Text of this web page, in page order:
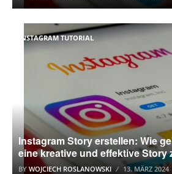
INSTAGRAM TUTORIAL
Instagram Story erstellen: Wie
eine kreative und effektive Story
BY WOJCIECH ROSLANOWSKI 13. MÄRZ 2024